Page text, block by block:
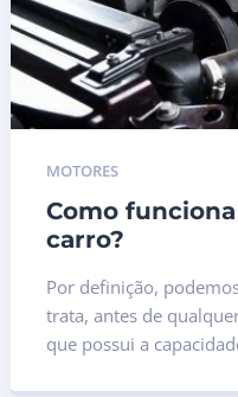
MOTORES
Como
carro?
Por definição,
trata, antes de
que possui a